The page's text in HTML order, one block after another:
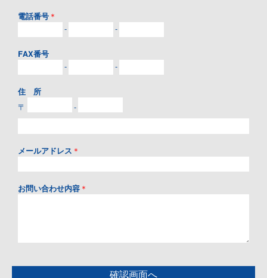
電話番号 ＊
-
-
FAX番号
-
-
住 所
〒 -
メールアドレス ＊
お問い合わせ内容 ＊